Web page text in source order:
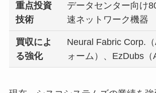
重点投資
技術
データセンター向け
速ネットワーク機器
買収によ
る強化
Neural Fabric Corp.
ォーム）、EzDubs（